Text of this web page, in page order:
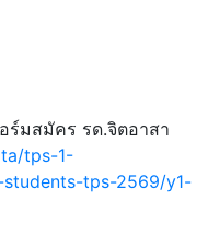
สมัคร รด.จิตอาสา
tps-1-
tps-2569/y1-